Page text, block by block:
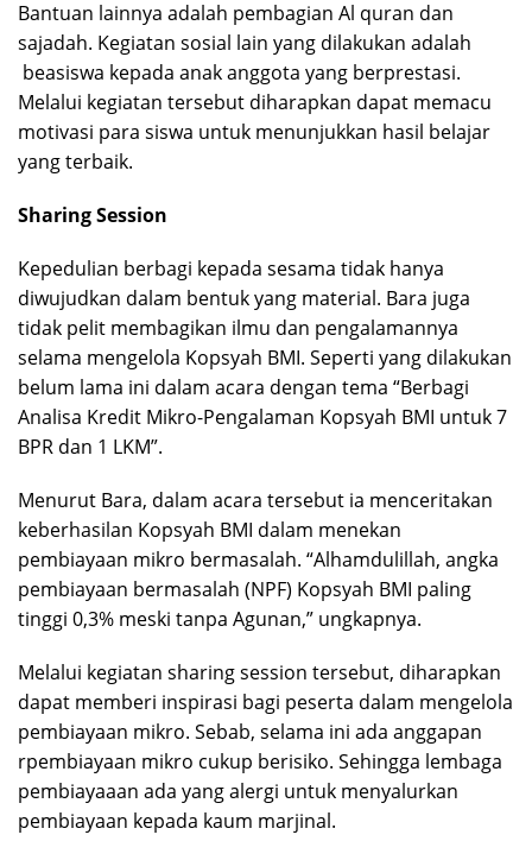
Bantuan lainnya adalah pembagian Al quran dan
sajadah. Kegiatan sosial lain yang dilakukan adalah
beasiswa kepada anak anggota yang berprestasi.
Melalui kegiatan tersebut diharapkan dapat memacu
motivasi para siswa untuk menunjukkan hasil belajar
yang terbaik.
Sharing Session
Kepedulian berbagi kepada sesama tidak hanya
diwujudkan dalam bentuk yang material. Bara juga
tidak pelit membagikan ilmu dan pengalamannya
selama mengelola Kopsyah BMI. Seperti yang dilakukan
belum lama ini dalam acara dengan tema “Berbagi
Analisa Kredit Mikro-Pengalaman Kopsyah BMI untuk 7
BPR dan 1 LKM”.
Menurut Bara, dalam acara tersebut ia menceritakan
keberhasilan Kopsyah BMI dalam menekan
pembiayaan mikro bermasalah. “Alhamdulillah, angka
pembiayaan bermasalah (NPF) Kopsyah BMI paling
tinggi 0,3% meski tanpa Agunan,” ungkapnya.
Melalui kegiatan sharing session tersebut, diharapkan
dapat memberi inspirasi bagi peserta dalam mengelola
pembiayaan mikro. Sebab, selama ini ada anggapan
rpembiayaan mikro cukup berisiko. Sehingga lembaga
pembiayaaan ada yang alergi untuk menyalurkan
pembiayaan kepada kaum marjinal.